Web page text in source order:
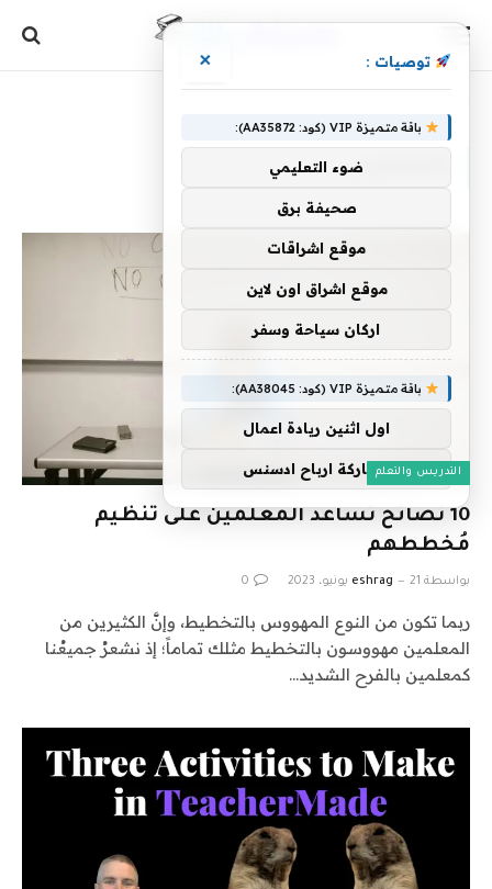
المعلمين
التدريس والتعلم
10 نصائح تساعد المعلمين على تنظيم
مُخططهم
بواسطة eshrag 21 يونيو، 2023 0
ربما تكون من النوع المهووس بالتخطيط، وإنَّ الكثيرين من
المعلمين مهووسون بالتخطيط مثلك تماماً؛ إذ نشعرُ جميعُنا
كمعلمين بالفرح الشديد…
توصيات : ×
باقة متميزة VIP (كود: AA35872):
ضوء التعليمي
صحيفة برق
موقع اشراقات
موقع اشراق اون لاين
اركان سياحة وسفر
باقة متميزة VIP (كود: AA38045):
اول اثنين ريادة اعمال
مشاركة ارباح ادسنس